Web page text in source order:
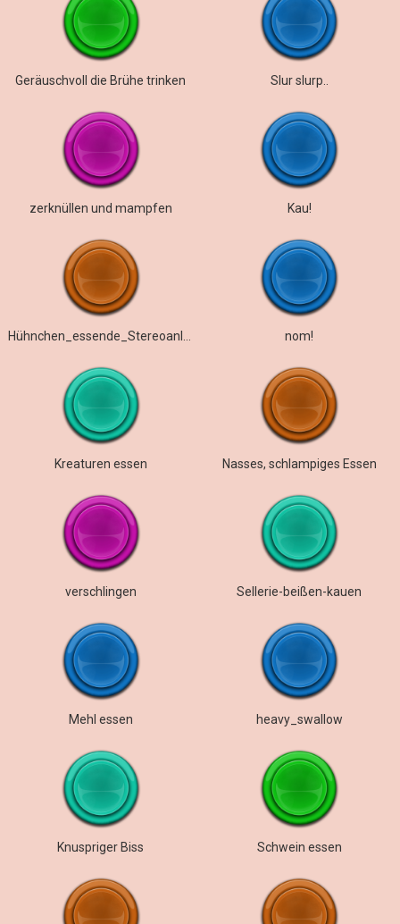
Geräuschvoll die Brühe trinken Slur slurp..
zerknüllen und mampfen Kau!
nom!
Kreaturen essen Nasses, schlampiges Essen
verschlingen Sellerie-beißen-kauen
Mehl essen heavy_swallow
Knuspriger Biss Schwein essen